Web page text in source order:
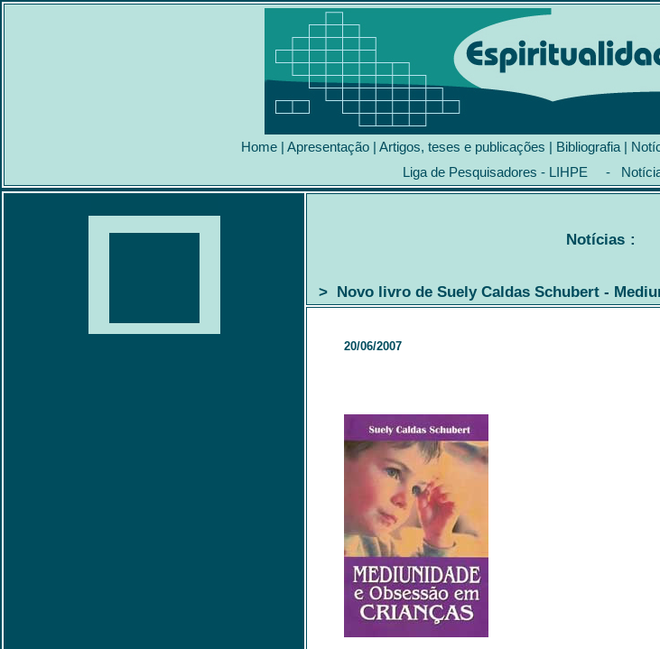
Home | Apresentação | Artigos, teses e publicações | Bibliografia |
Liga de Pesquisadores - LIHPE -
Notícias :
> Novo livro de Suely Caldas Schubert -
20/06/2007